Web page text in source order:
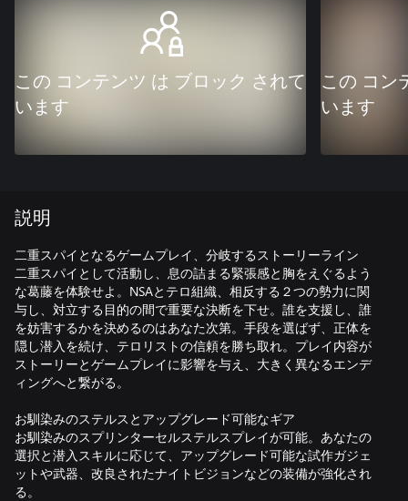
この コンテンツ は ブロック されて
います
この コン
います
説明
二重スパイとなるゲームプレイ、分岐するストーリーライン
二重スパイとして活動し、息の詰まる緊張感と胸をえぐるよう
な葛藤を体験せよ。NSAとテロ組織、相反する２つの勢力に関
与し、対立する目的の間で重要な決断を下せ。誰を支援し、誰
を妨害するかを決めるのはあなた次第。手段を選ばず、正体を
隠し潜入を続け、テロリストの信頼を勝ち取れ。プレイ内容が
ストーリーとゲームプレイに影響を与え、大きく異なるエンデ
ィングへと繋がる。
お馴染みのステルスとアップグレード可能なギア
お馴染みのスプリンターセルステルスプレイが可能。あなたの
選択と潜入スキルに応じて、アップグレード可能な試作ガジェ
ットや武器、改良されたナイトビジョンなどの装備が強化され
る。